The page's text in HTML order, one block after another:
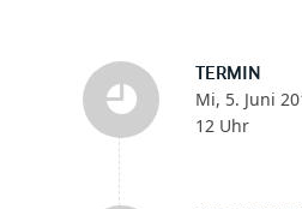
TERMIN
Mi, 5. Juni
12 Uhr